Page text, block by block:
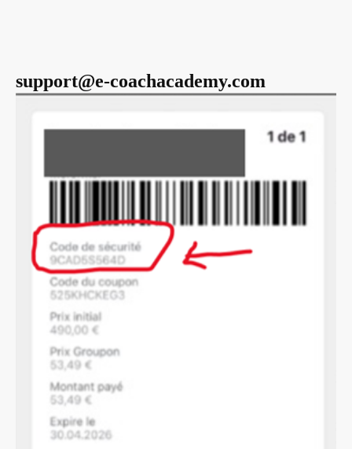
support@e-coachacademy.com